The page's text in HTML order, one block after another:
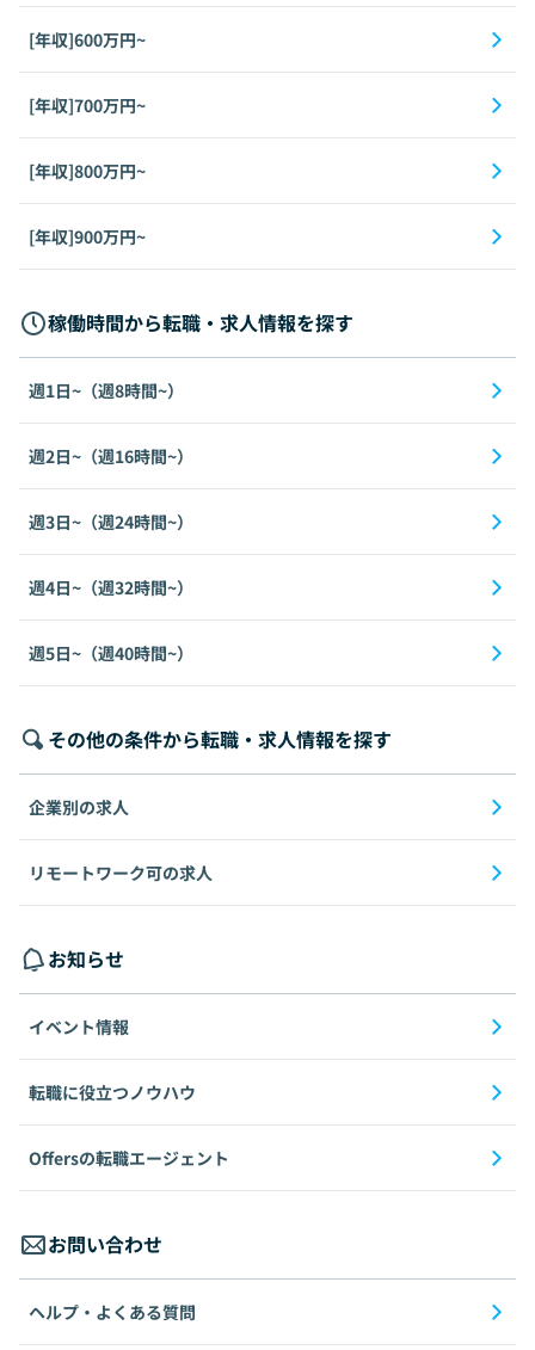
[年収]600万円~
[年収]700万円~
[年収]800万円~
[年収]900万円~
稼働時間から転職・求人情報を探す
週1日~（週8時間~）
週2日~（週16時間~）
週3日~（週24時間~）
週4日~（週32時間~）
週5日~（週40時間~）
その他の条件から転職・求人情報を探す
企業別の求人
リモートワーク可の求人
お知らせ
イベント情報
転職に役立つノウハウ
Offersの転職エージェント
お問い合わせ
ヘルプ・よくある質問